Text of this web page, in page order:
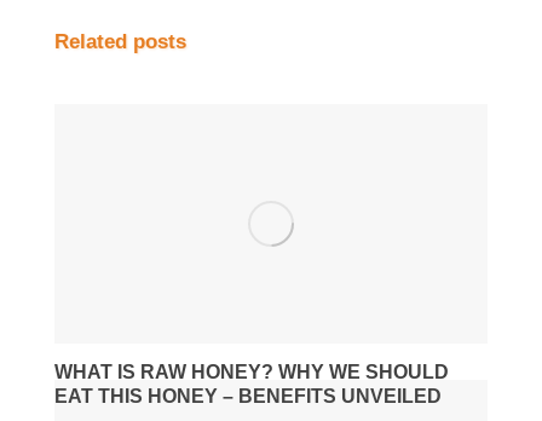
Related posts
WHAT IS RAW HONEY? WHY WE SHOULD
EAT THIS HONEY – BENEFITS UNVEILED